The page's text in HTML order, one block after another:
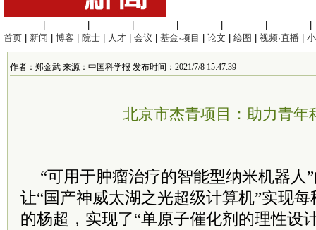
首页
新闻 博客 院士 人才 会议 基金·项目 论文 绘图 视频·直播
作者：郑金武 来源：中国科学报 发布时间：2021/7/8 15:47:39
北京市杰青项目：助力青年
“可用于肿瘤治疗的智能型纳米机器人
让“国产神威太湖之光超级计算机”实现
的杨超，实现了“单原子催化剂的理性设